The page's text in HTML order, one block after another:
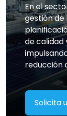
En el
gestión de
de calidad
reducción
Solicita